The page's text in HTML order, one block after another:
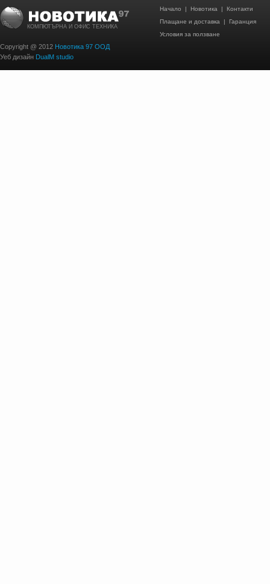
КОМПЮТЪРНА И ОФИС ТЕХНИКА
Copyright @ 2012 Новотика 97 ООД
Уеб дизайн DualM studio
Начало | Новотика | Контакти
Плащане и доставка | Гаранция
Условия за ползване